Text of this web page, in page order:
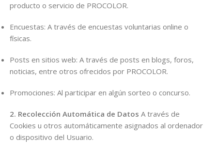
producto o servicio de PROCOLOR.
Encuestas: A través de encuestas voluntarias online o
físicas.
Posts en sitios web: A través de posts en blogs, foros,
noticias, entre otros ofrecidos por PROCOLOR.
Promociones: Al participar en algún sorteo o concurso.
2. Recolección Automática de Datos A través de
Cookies u otros automáticamente asignados al ordenador
o dispositivo del Usuario.